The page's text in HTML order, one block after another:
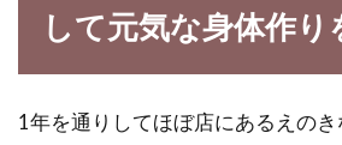
して元気な身体作り
1年を通りしてほぼ店にあるえのき